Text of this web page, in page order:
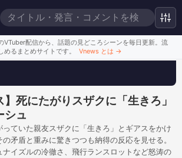
VTuber配信から、話題の見どころシーンを毎日更新。流
るまとめサイトです。
Vnews とは →
り→生きろ！
がりに生きろ
】死にたがりスザクに「生きろ」
シュ
っていた親友スザクに「生きろ」とギアスをかけ
矛盾と重みに驚きつつも納得の反応を見せる。
ナイズルの冷徹さ、飛行ランスロットなど怒涛の